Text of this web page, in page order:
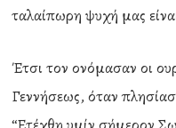
ταλαίπωρη ψυχή μας
Έτσι τον ονόμασαν οι
Γεννήσεως, όταν